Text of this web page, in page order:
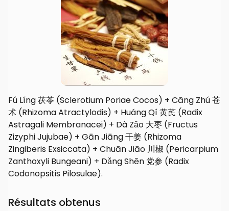
Fú Líng 茯苓 (Sclerotium Poriae Cocos) + Cāng Zhú 苍
术 (Rhizoma Atractylodis) + Huáng Qí 黄芪 (Radix
Astragali Membranacei) + Dà Zǎo 大枣 (Fructus
Zizyphi Jujubae) + Gān Jiāng 干姜 (Rhizoma
Zingiberis Exsiccata) + Chuān Jiāo 川椒 (Pericarpium
Zanthoxyli Bungeani) + Dǎng Shēn 党参 (Radix
Codonopsitis Pilosulae).
Résultats obtenus